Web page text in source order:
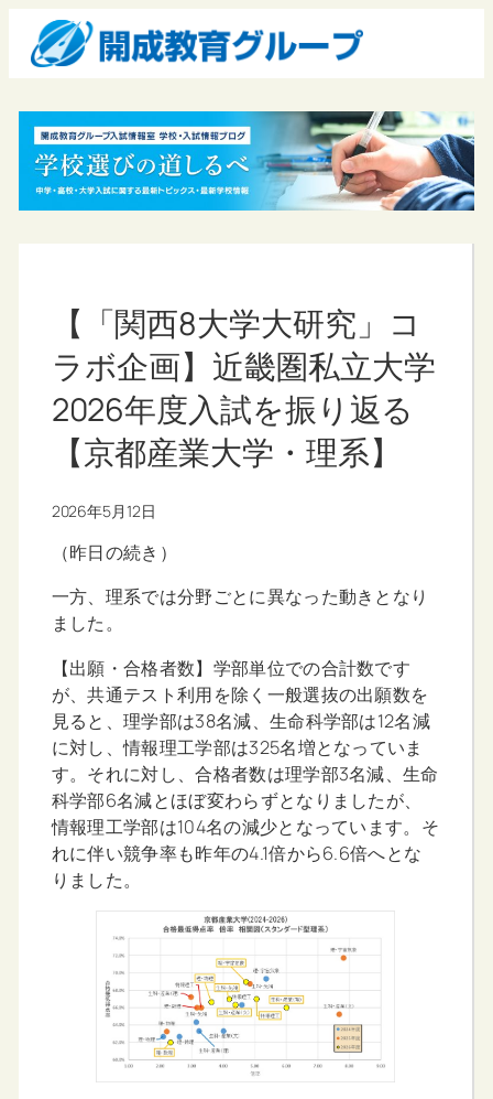
【「関西8大学大研究」コ
ラボ企画】近畿圏私立大学
2026年度入試を振り返る
【京都産業大学・理系】
2026年5月12日
（昨日の続き）
一方、理系では分野ごとに異なった動きとなり
ました。
【出願・合格者数】学部単位での合計数です
が、共通テスト利用を除く一般選抜の出願数を
見ると、理学部は38名減、生命科学部は12名減
に対し、情報理工学部は325名増となっていま
す。それに対し、合格者数は理学部3名減、生命
科学部6名減とほぼ変わらずとなりましたが、
情報理工学部は104名の減少となっています。そ
れに伴い競争率も昨年の4.1倍から6.6倍へとな
りました。